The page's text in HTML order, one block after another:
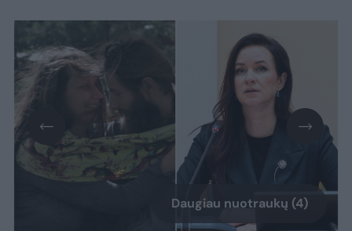
Daugiau nuotraukų (4)